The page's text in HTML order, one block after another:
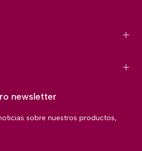
newsletter
sobre nuestros productos,